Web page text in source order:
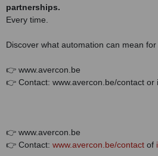
partnerships.
Every time.
Discover what automation can mean for
👉 www.avercon.be
👉 Contact: www.avercon.be/contact or
👉 www.avercon.be
👉 Contact: www.avercon.be/contact of